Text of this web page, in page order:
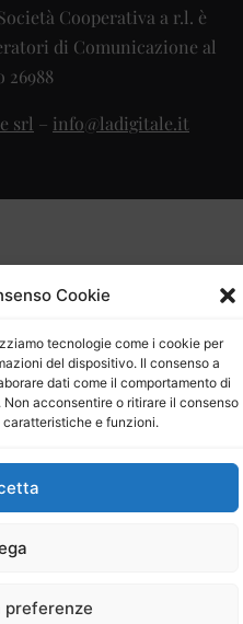
Cookie
tecnologie come i cookie per
del dispositivo. Il consenso a
dati come il comportamento di
acconsentire o ritirare il consenso
e funzioni.
preferenze
Cooperativa a r.l. è
di Comunicazione al
26988
srl – info@ladigitale.it